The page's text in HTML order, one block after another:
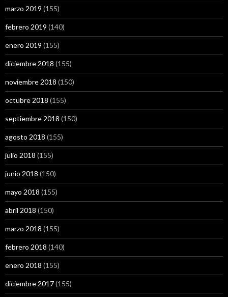
marzo 2019 (155)
febrero 2019 (140)
enero 2019 (155)
diciembre 2018 (155)
noviembre 2018 (150)
octubre 2018 (155)
septiembre 2018 (150)
agosto 2018 (155)
julio 2018 (155)
junio 2018 (150)
mayo 2018 (155)
abril 2018 (150)
marzo 2018 (155)
febrero 2018 (140)
enero 2018 (155)
diciembre 2017(155)